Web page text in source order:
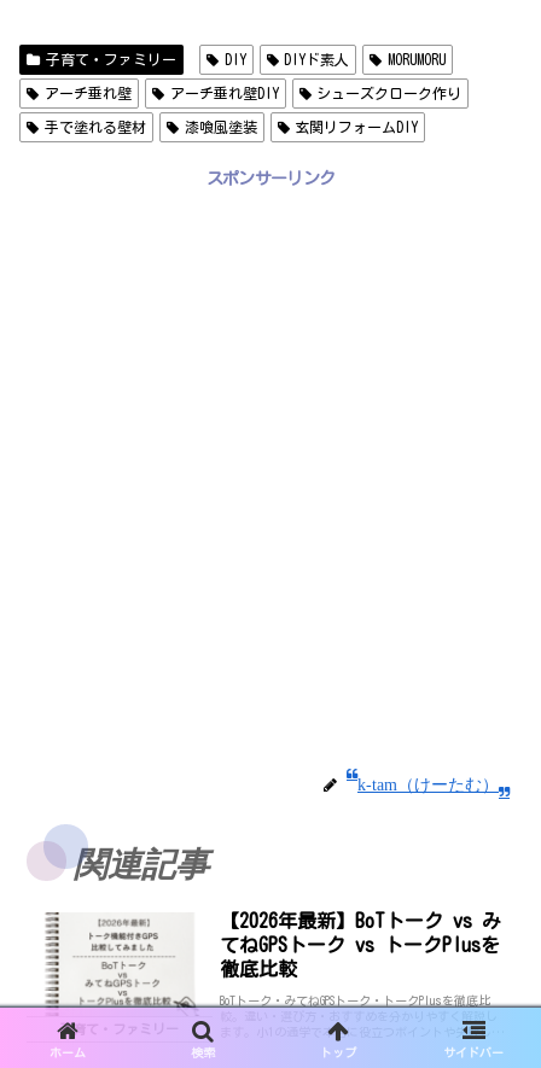
子育て・ファミリー DIY DIYド素人 MORUMORU
アーチ垂れ壁 アーチ垂れ壁DIY シューズクローク作り
手で塗れる壁材 漆喰風塗装 玄関リフォームDIY
スポンサーリンク
k-tam（けーたむ）
関連記事
子育て・ファミリー
【2026年最新】BoTトーク vs み
てねGPSトーク vs トークPlusを
徹底比較
BoTトーク・みてねGPSトーク・トークPlusを徹底比
ます。小1の通学で本当に役立つポイントや失敗しな
い選び方も紹介。どれを選べばいいか迷っている方
ホーム 検索 トップ サイドバー